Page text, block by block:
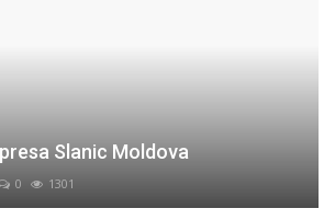
Slanic Moldova
0 1301